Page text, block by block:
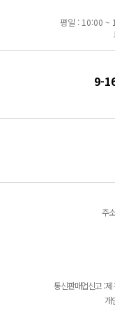
평일 : 10:00 ~
9-
주
통신판매업신고 :
개